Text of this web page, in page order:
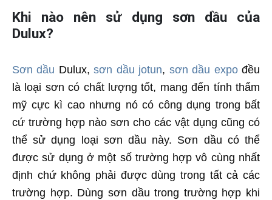
Khi nào nên sử dụng sơn dầu của
Dulux?
Sơn dầu Dulux,sơn dầu jotun, sơn dầu expođều
là loại sơn có chất lượng tốt, mang đến tính thẩm
mỹ cực kì cao nhưng nó có công dụng trong bất
cứ trường hợp nào sơn cho các vật dụng cũng có
thể sử dụng loại sơn dầu này. Sơn dầu có thể
được sử dụng ở một số trường hợp vô cùng nhất
định chứ không phải được dùng trong tất cả các
trường hợp. Dùng sơn dầu trong trường hợp khi